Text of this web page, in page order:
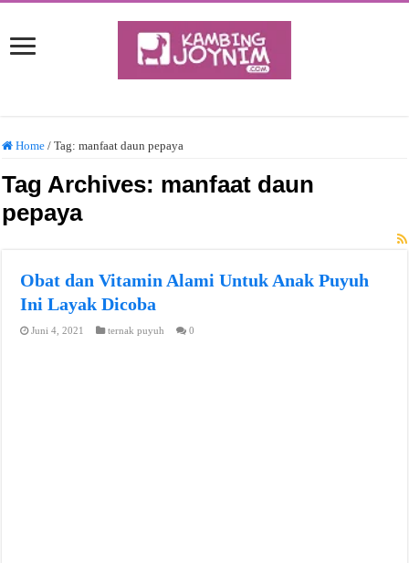
Home / Tag:manfaat daun pepaya
Tag Archives: manfaat daun
pepaya
Obat dan Vitamin Alami Untuk Anak Puyuh
Ini Layak Dicoba
Juni 4, 2021 ternak puyuh 0